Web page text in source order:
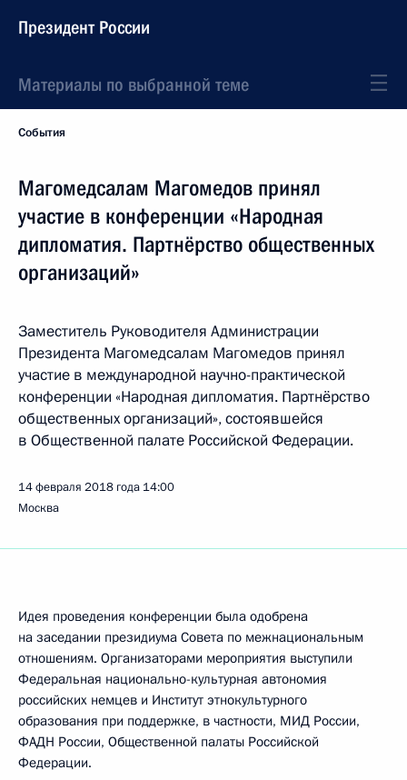
Президент России
Материалы по выбранной теме
События
Магомедсалам Магомедов принял
участие в конференции «Народная
дипломатия. Партнёрство общественных
организаций»
Заместитель Руководителя Администрации
Президента Магомедсалам Магомедов принял
участие в международной научно-практической
конференции «Народная дипломатия. Партнёрство
общественных организаций», состоявшейся
в Общественной палате Российской Федерации.
14 февраля 2018 года 14:00
Москва
Идея проведения конференции была одобрена
на заседании президиума Совета по межнациональным
отношениям. Организаторами мероприятия выступили
Федеральная национально-культурная автономия
российских немцев и Институт этнокультурного
образования при поддержке, в частности, МИД России,
ФАДН России, Общественной палаты Российской
Федерации.